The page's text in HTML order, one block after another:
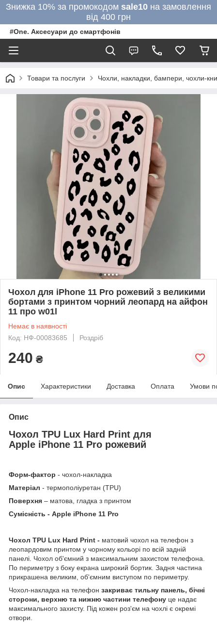
Знижка 10% за промокодом sale10 на замовлення
від 400 грн
#One. Аксесуари до смартфонів
Товари та послуги Чохли, накладки, бампери, чохли-
Чохол для iPhone 11 Pro рожевий з великими
бортами з принтом чорний леопард на айфон
11 про w01l
Немає в наявності
Код: НФ-00083685
Роздріб
240 ₴
Опис Характеристики Доставка Оплата Умови
Опис
Чохол TPU Lux Hard Print для
Apple iPhone 11 Pro рожевий
Форм-фактор - чохол-накладка
Матеріал - термополіуретан (TPU)
Поверхня – матова, гладка з принтом
Сумісність - Apple iPhone 11 Pro
Чохол TPU Lux Hard Print - матовий чохол на телефон з
леопардовим принтом у чорному кольорі по всій задній
панелі. Чохол об'ємний з максимальним захистом телефона.
По периметру з боку екрана широкий бортик. Задня частина
прикрашена великим, об'ємним виступом по периметру.
Чохол-накладка на телефон закриває тильну панель, бічні
сторони, верхню та нижню частини телефону це надає
максимального захисту. Під кожен роз'єм на чохлі є окремі
отвори.